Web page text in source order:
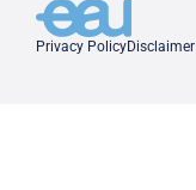
Privacy PolicyDisclaimer